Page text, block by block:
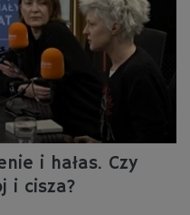
i hałas. Czy
i cisza?